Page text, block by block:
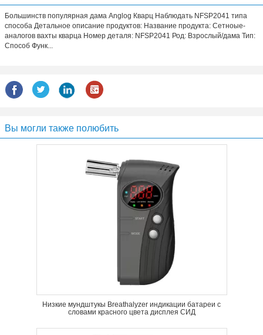
Большинств популярная дама Anglog Кварц Наблюдать NFSP2041 типа
способа Детальное описание продуктов: Название продукта: Сетноые-
аналогов вахты кварца Номер деталя: NFSP2041 Род: Взрослый/дама Тип:
Способ Функ...
Вы могли также полюбить
Низкие мундштукы Breathalyzer индикации батареи с
словами красного цвета дисплея СИД